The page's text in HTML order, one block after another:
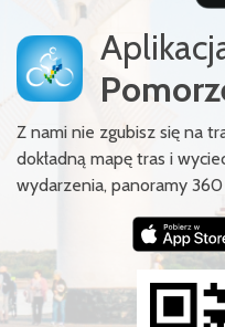
Z nami nie zgubisz się na
dokładną mapę tras i
wydarzenia, panoramy